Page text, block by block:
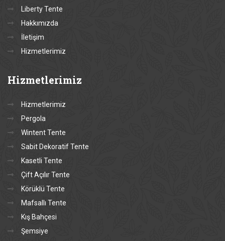
Liberty Tente
Hakkımızda
İletişim
Hizmetlerimiz
Hizmetlerimiz
Hizmetlerimiz
Pergola
Wintent Tente
Sabit Dekoratif Tente
Kasetli Tente
Çift Açılır Tente
Körüklü Tente
Mafsallı Tente
Kış Bahçesi
Şemsiye